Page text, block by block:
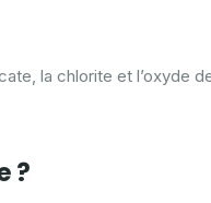
la chlorite et l’oxyde
?